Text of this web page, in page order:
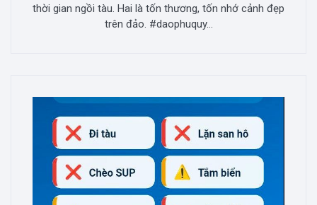
thời gian ngồi tàu. Hai là tốn thương, tốn nhớ cảnh đẹp
trên đảo. #daophuquy...